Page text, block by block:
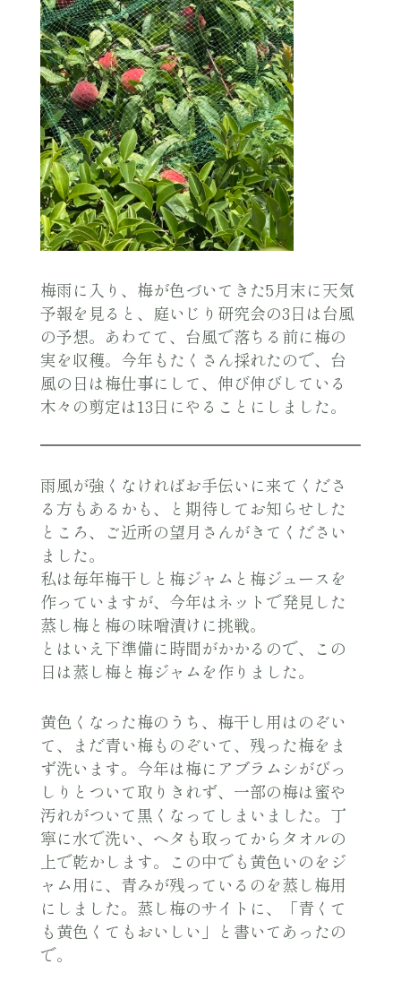
梅雨に入り、梅が色づいてきた5月末に天気
予報を見ると、庭いじり研究会の3日は台風
の予想。あわてて、台風で落ちる前に梅の
実を収穫。今年もたくさん採れたので、台
風の日は梅仕事にして、伸び伸びしている
木々の剪定は13日にやることにしました。
雨風が強くなければお手伝いに来てくださ
る方もあるかも、と期待してお知らせした
ところ、ご近所の望月さんがきてください
ました。
私は毎年梅干しと梅ジャムと梅ジュースを
作っていますが、今年はネットで発見した
蒸し梅と梅の味噌漬けに挑戦。
とはいえ下準備に時間がかかるので、この
日は蒸し梅と梅ジャムを作りました。
黄色くなった梅のうち、梅干し用はのぞい
て、まだ青い梅ものぞいて、残った梅をま
ず洗います。今年は梅にアブラムシがびっ
しりとついて取りきれず、一部の梅は蜜や
汚れがついて黒くなってしまいました。丁
寧に水で洗い、ヘタも取ってからタオルの
上で乾かします。この中でも黄色いのをジ
ャム用に、青みが残っているのを蒸し梅用
にしました。蒸し梅のサイトに、「青くて
も黄色くてもおいしい」と書いてあったの
で。